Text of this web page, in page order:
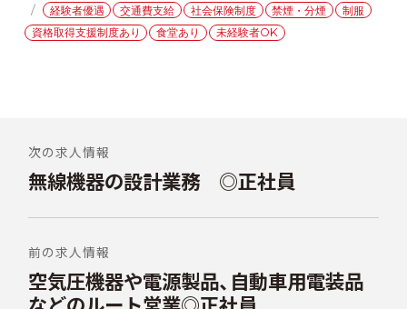
ゴ
リ
タ
グ
経験者優遇 交通費支給 社会保険制度 禁煙・分煙
制服
資格取得支援制度あり
食堂あり 未経験者OK
稿
ナ
ビ
ゲ
ー
次の求人情報
前
投
無線機器の設計業務 ◎正社員
前の求人情報
次
の
空気圧機器や電源製品、自動車用電装品